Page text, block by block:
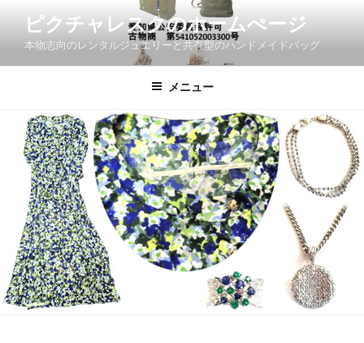
ン
ピクチャレスクのホームぺージ
本物志向のレンタルジュエリーと共有型のハンドメイドバッグ
メニュー